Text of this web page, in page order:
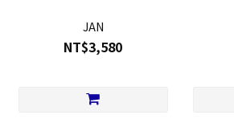
JAN
NT$3,580